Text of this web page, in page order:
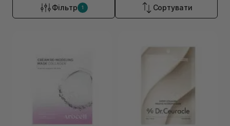
Фільтр 1 Сортувати